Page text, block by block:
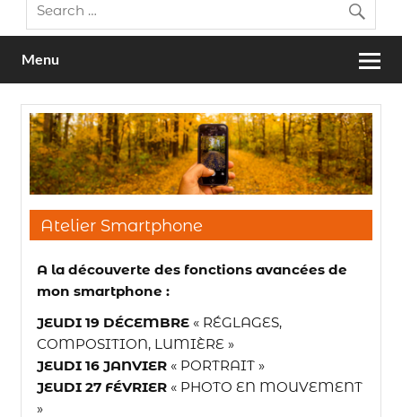
Menu
Atelier Smartphone
A la découverte des fonctions avancées de
mon smartphone :
JEUDI 19 DÉCEMBRE« RÉGLAGES,
COMPOSITION, LUMIÈRE »
JEUDI 16 JANVIER« PORTRAIT »
JEUDI 27 FÉVRIER« PHOTO EN MOUVEMENT
»